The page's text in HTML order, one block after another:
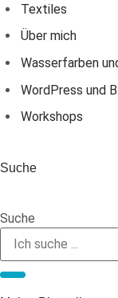
Textiles
Über mich
Wasserfarben
WordPress und
Workshops
Suche
Suche